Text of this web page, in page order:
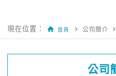
:::現在位置： home 首頁 navigate_next 公司簡介 navigate_next
公司